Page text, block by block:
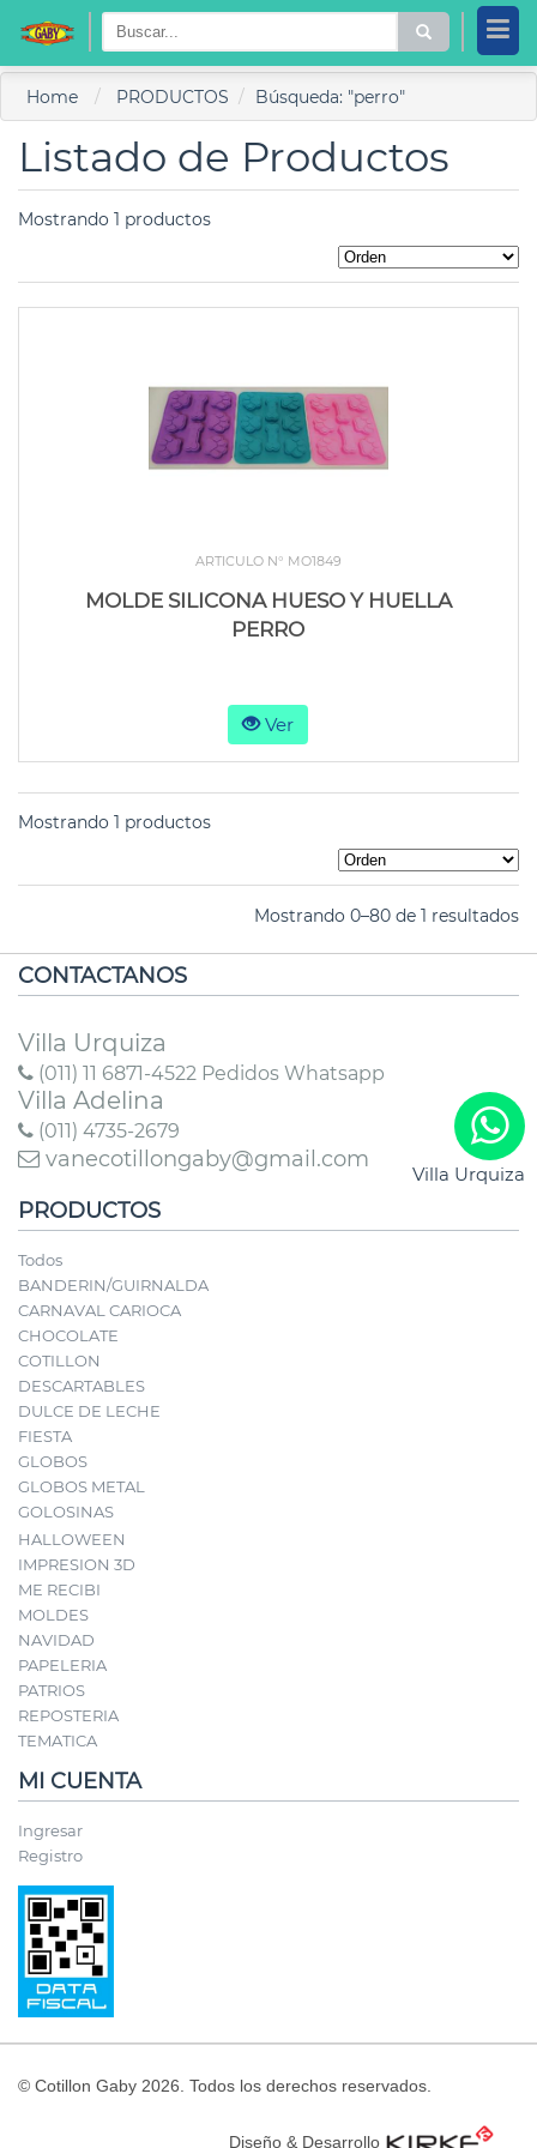
Villa Urquiza
Home PRODUCTOS Búsqueda: "perro"
Listado de Productos
Mostrando 1 productos
ARTICULO N° MO1849
MOLDE SILICONA HUESO Y HUELLA
PERRO
Ver
Mostrando 1 productos
Mostrando 0–80 de 1 resultados
CONTACTANOS
Villa Urquiza
(011) 11 6871-4522 Pedidos Whatsapp
Villa Adelina
(011) 4735-2679
vanecotillongaby@gmail.com
PRODUCTOS
Todos
BANDERIN/GUIRNALDA
CARNAVAL CARIOCA
CHOCOLATE
COTILLON
DESCARTABLES
DULCE DE LECHE
FIESTA
GLOBOS
GLOBOS METAL
GOLOSINAS
HALLOWEEN
IMPRESION 3D
ME RECIBI
MOLDES
NAVIDAD
PAPELERIA
PATRIOS
REPOSTERIA
TEMATICA
MI CUENTA
Ingresar
Registro
© Cotillon Gaby 2026. Todos los derechos reservados.
Diseño & Desarrollo